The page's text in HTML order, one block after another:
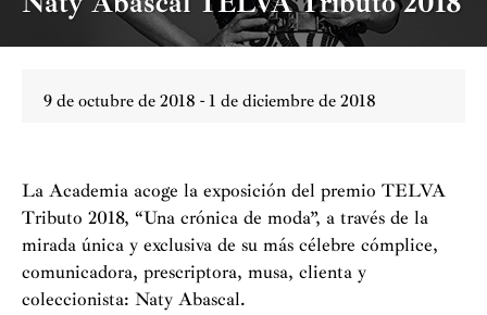
9 de octubre de 2018 - 1 de diciembre de 2018
La Academia acoge la exposición del premio TELVA
Tributo 2018, “Una crónica de moda”, a través de la
mirada única y exclusiva de su más célebre cómplice,
comunicadora, prescriptora, musa, clienta y
coleccionista: Naty Abascal.